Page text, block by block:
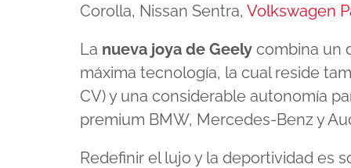
Corolla, Nissan Sentra, Volkswagen
La nueva joya de Geely combina un
máxima tecnología, la cual reside
CV) y una considerable autonomía
premium BMW, Mercedes-Benz y
Redefinir el lujo y la deportividad es